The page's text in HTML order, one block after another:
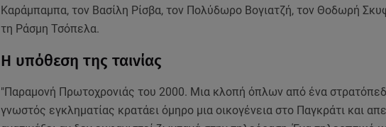
Καράμπαμπα, τον Βασίλη Ρίσβα, τον Πολύδωρο Βογιατζή, τον Θοδωρή
τη Ράσμη Τσόπελα.
Η υπόθεση της ταινίας
"Παραμονή Πρωτοχρονιάς του 2000. Μια κλοπή όπλων από ένα
γνωστός εγκληματίας κρατάει όμηρο μια οικογένεια στο Παγκράτι και